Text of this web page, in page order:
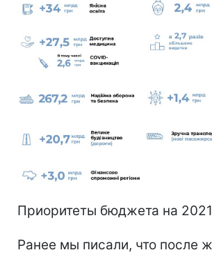
Приоритеты бюджета на
Ранее мы писали, что после